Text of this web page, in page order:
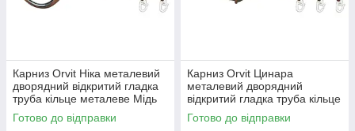
Карниз Orvit Ніка металевий
дворядний відкритий гладка
труба кільце металеве Мідь
16\16 мм 120 см (00-
00020672)
Готово до відправки
Карниз Orvit Цинара
металевий дворядний
відкритий гладка труба кільце
металеве Мідь 16\16 мм 120
см (00-00020770)
Готово до відправки